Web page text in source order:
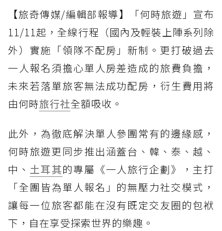
【旅奇傳媒/編輯部報導】「何時旅遊」宣布
11/11起，全線行程（國內及輕裝上陣系列除
外）實施「領隊不配房」新制。更打破過去
一人報名須擔心單人房差造成的旅費負擔，
未來若落單旅客無法成功配房，衍生費用將
由何時旅行社全額吸收。
此外，為徹底解決單人參團常有的邊緣感，
何時旅遊更同步推出涵蓋台、韓、泰、越、
中、 土耳其的專屬《一人旅行企劃》，主打
「全團皆為單人報名」的無壓力社交模式，
讓每一位旅客都能在沒有既定交友圈的包袱
下，自在享受探索世界的樂趣。